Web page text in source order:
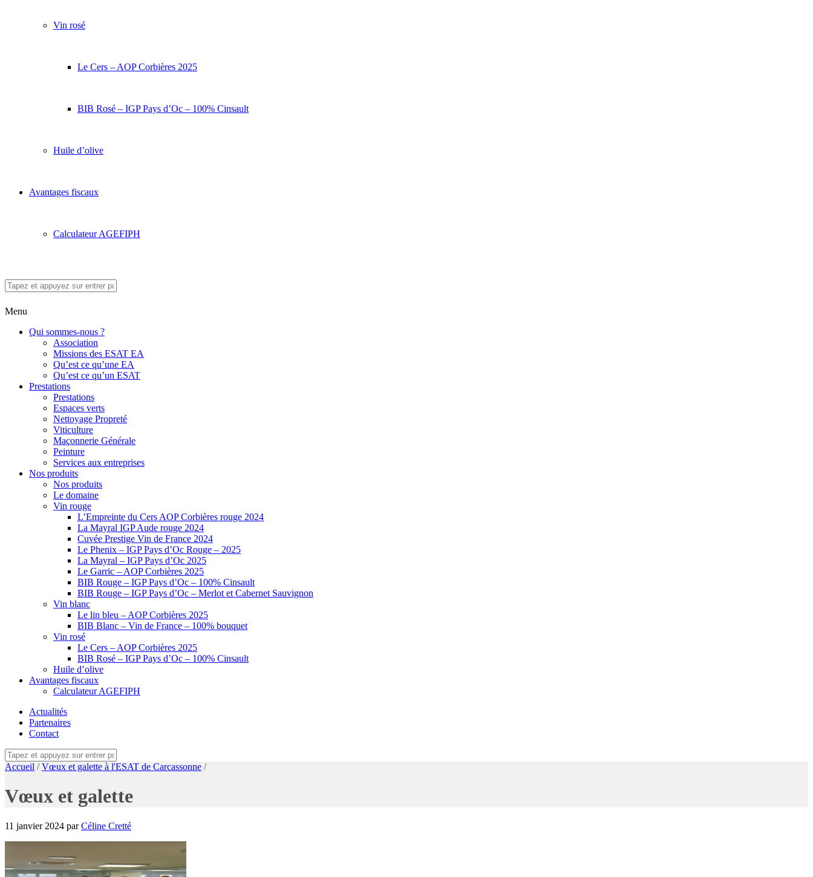
Vin rosé
Le Cers – AOP Corbières 2025
BIB Rosé – IGP Pays d’Oc – 100% Cinsault
Huile d’olive
Avantages fiscaux
Calculateur AGEFIPH
Menu
Qui sommes-nous ?
Association
Missions des ESAT EA
Qu’est ce qu’une EA
Qu’est ce qu’un ESAT
Prestations
Prestations
Espaces verts
Nettoyage Propreté
Viticulture
Maçonnerie Générale
Peinture
Services aux entreprises
Nos produits
Nos produits
Le domaine
Vin rouge
L’Empreinte du Cers AOP Corbières rouge 2024
La Mayral IGP Aude rouge 2024
Cuvée Prestige Vin de France 2024
Le Phenix – IGP Pays d’Oc Rouge – 2025
La Mayral – IGP Pays d’Oc 2025
Le Garric – AOP Corbières 2025
BIB Rouge – IGP Pays d’Oc – 100% Cinsault
BIB Rouge – IGP Pays d’Oc – Merlot et Cabernet Sauvignon
Vin blanc
Le lin bleu – AOP Corbières 2025
BIB Blanc – Vin de France – 100% bouquet
Vin rosé
Le Cers – AOP Corbières 2025
BIB Rosé – IGP Pays d’Oc – 100% Cinsault
Huile d’olive
Avantages fiscaux
Calculateur AGEFIPH
Actualités
Partenaires
Contact
Accueil /Vœux et galette à l'ESAT de Carcassonne /
Vœux et galette
11 janvier 2024 parCéline Cretté